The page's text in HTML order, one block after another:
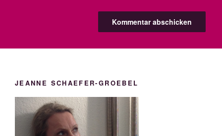
JEANNE SCHAEFER-GROEBEL